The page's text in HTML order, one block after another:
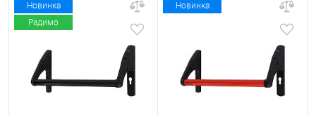
Новинка
Радимо
Новинка